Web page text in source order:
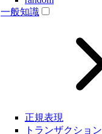
一般知識
正規表現
トランザクション